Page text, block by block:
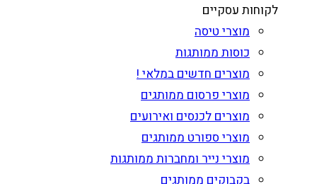
לקוחות עסקיים
מוצרי טיסה
כוסות ממותגות
מוצרים חדשים במלאי !
מוצרי פרסום ממותגים
מוצרים לכנסים ואירועים
מוצרי ספורט ממותגים
מוצרי נייר ומחברות ממותגות
בקבוקים ממותגים